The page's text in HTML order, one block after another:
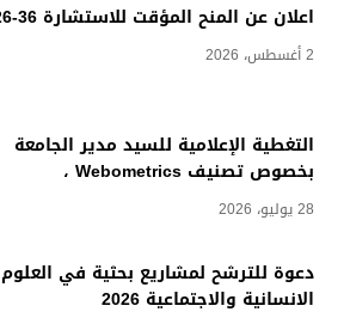
اعلان عن المنح المؤقت للاستشارة 36-2026
2 أغسطس، 2026
التغطية الإعلامية للسيد مدير الجامعة
بخصوص تصنيف Webometrics ،
28 يوليو، 2026
دعوة للترشح لمشاريع بحثية في العلوم
الانسانية والاجتماعية 2026